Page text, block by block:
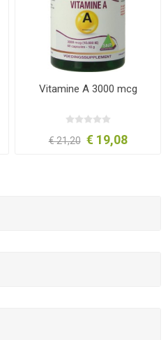
Vitamine A 3000 mcg
€ 21,20 € 19,08